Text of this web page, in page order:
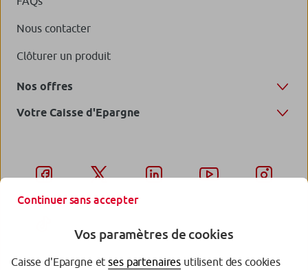
Nous contacter
Clôturer un produit
Nos offres
Votre Caisse d'Epargne
Continuer sans accepter
Vos paramètres de cookies
Caisse d'Epargne etses partenaires utilisent des cookies